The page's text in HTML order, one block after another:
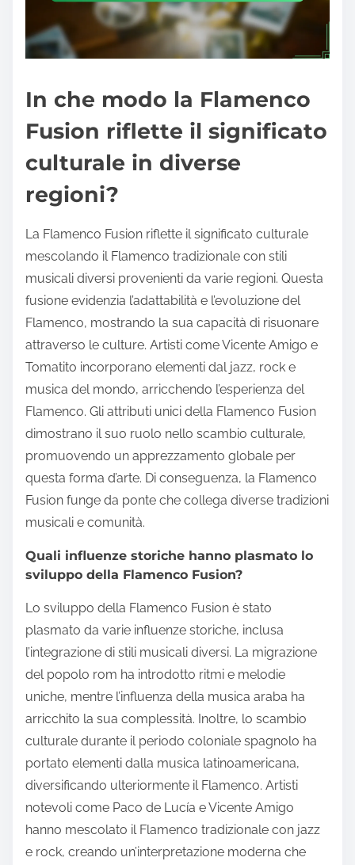
In che modo la Flamenco
Fusion riflette il significato
culturale in diverse
regioni?
La Flamenco Fusion riflette il significato culturale
mescolando il Flamenco tradizionale con stili
musicali diversi provenienti da varie regioni. Questa
fusione evidenzia l’adattabilità e l’evoluzione del
Flamenco, mostrando la sua capacità di risuonare
attraverso le culture. Artisti come Vicente Amigo e
Tomatito incorporano elementi dal jazz, rock e
musica del mondo, arricchendo l’esperienza del
Flamenco. Gli attributi unici della Flamenco Fusion
dimostrano il suo ruolo nello scambio culturale,
promuovendo un apprezzamento globale per
questa forma d’arte. Di conseguenza, la Flamenco
Fusion funge da ponte che collega diverse tradizioni
musicali e comunità.
Quali influenze storiche hanno plasmato lo
sviluppo della Flamenco Fusion?
Lo sviluppo della Flamenco Fusion è stato
plasmato da varie influenze storiche, inclusa
l’integrazione di stili musicali diversi. La migrazione
del popolo rom ha introdotto ritmi e melodie
uniche, mentre l’influenza della musica araba ha
arricchito la sua complessità. Inoltre, lo scambio
culturale durante il periodo coloniale spagnolo ha
portato elementi dalla musica latinoamericana,
diversificando ulteriormente il Flamenco. Artisti
notevoli come Paco de Lucía e Vicente Amigo
hanno mescolato il Flamenco tradizionale con jazz
e rock, creando un’interpretazione moderna che